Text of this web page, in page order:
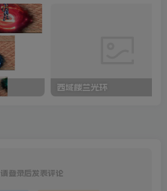
西域楼兰光环
请登录后发表评论